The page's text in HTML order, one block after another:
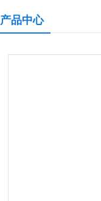
产品中心